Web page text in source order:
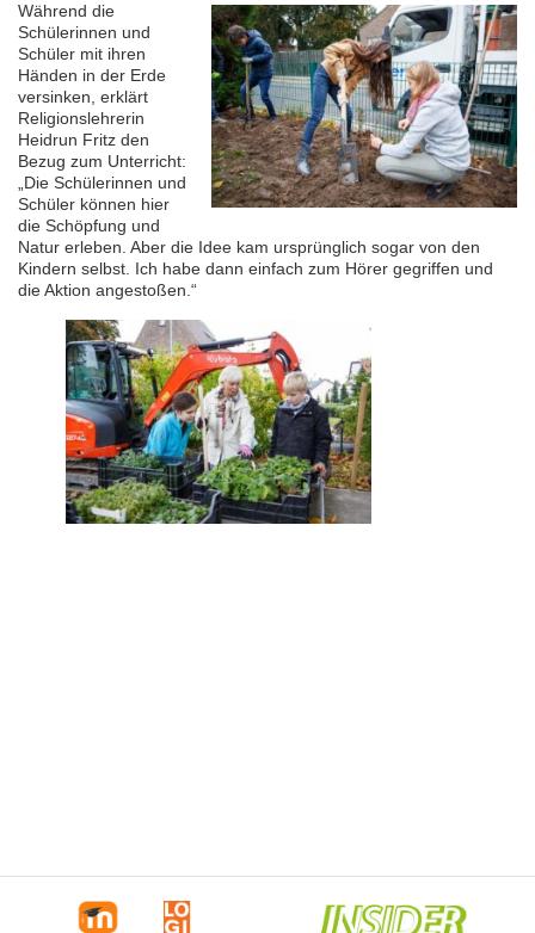
Während die
Schülerinnen und
Schüler mit ihren
Händen in der Erde
versinken, erklärt
Religionslehrerin
Heidrun Fritz den
Bezug zum Unterricht:
„Die Schülerinnen und
Schüler können hier
die Schöpfung und
Natur erleben. Aber die Idee kam ursprünglich sogar von den
Kindern selbst. Ich habe dann einfach zum Hörer gegriffen und
die Aktion angestoßen.“